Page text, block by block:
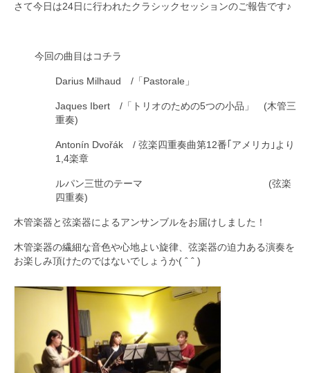
さて今日は24日に行われたクラシックセッションのご報告です♪
今回の曲目はコチラ
Darius Milhaud /「Pastorale」
Jaques Ibert /「トリオのための5つの小品」 (木管三
重奏)
Antonín Dvořák / 弦楽四重奏曲第12番｢アメリカ｣より
1,4楽章
ルパン三世のテーマ (弦楽
四重奏)
木管楽器と弦楽器によるアンサンブルをお届けしました！
木管楽器の繊細な音色や心地よい旋律、弦楽器の迫力ある演奏を
お楽しみ頂けたのではないでしょうか( ˆ ˆ )